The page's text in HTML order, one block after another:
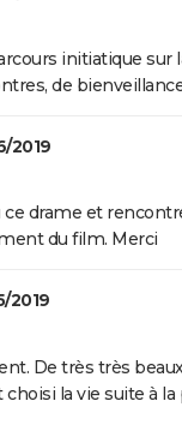
initiatique sur
de
2019
ce drame et
du film. Merci
2019
De très très
choisi la vie suite à